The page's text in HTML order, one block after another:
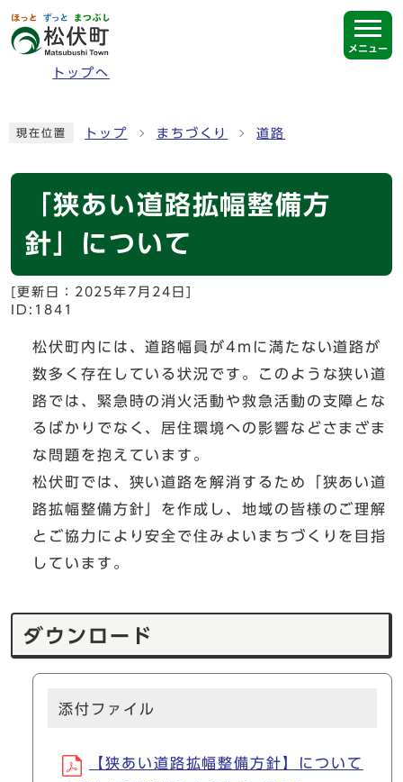
ページの先頭です
トップへ
メニュー
現在位置 トップ まちづくり 道路
「狭あい道路拡幅整備方
針」について
[更新日： 2025年7月24日
ID:1841
松伏町内には、道路幅員が4mに満たない道路が
数多く存在している状況です。このような狭い道
路では、緊急時の消火活動や救急活動の支障とな
るばかりでなく、居住環境への影響などさまざま
な問題を抱えています。
松伏町では、狭い道路を解消するため「狭あい道
路拡幅整備方針」を作成し、地域の皆様のご理解
とご協力により安全で住みよいまちづくりを目指
しています。
ダウンロード
添付ファイル
【狭あい道路拡幅整備方針】について